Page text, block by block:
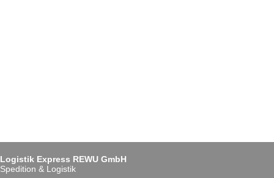
Logistik Express REWU GmbH
Spedition & Logistik